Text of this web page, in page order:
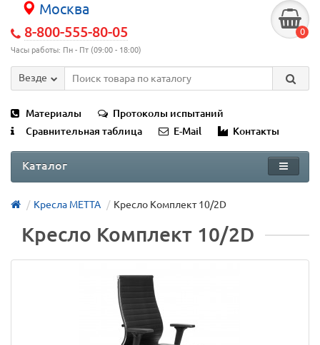
Москва
8-800-555-80-05
Часы работы: Пн - Пт (09:00 - 18:00)
0
Везде
Материалы
Протоколы испытаний
Сравнительная таблица
E-Mail Контакты
Каталог
Кресла МЕТТА Кресло Комплект 10/2D
Кресло Комплект 10/2D